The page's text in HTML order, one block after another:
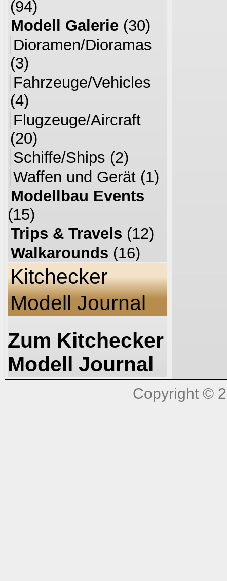
(94)
Modell Galerie (30)
Dioramen/Dioramas
(3)
Fahrzeuge/Vehicles
(4)
Flugzeuge/Aircraft
(20)
Schiffe/Ships (2)
Waffen und Gerät (1)
Modellbau Events
(15)
Trips & Travels (12)
Walkarounds (16)
Kitchecker
Modell Journal
Zum Kitchecker
Modell Journal
Copyright ©